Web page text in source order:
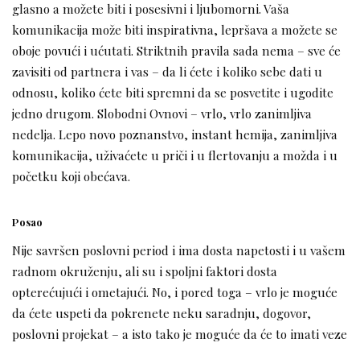
glasno a možete biti i posesivni i ljubomorni. Vaša
komunikacija može biti inspirativna, lepršava a možete se
oboje povući i ućutati. Striktnih pravila sada nema – sve će
zavisiti od partnera i vas – da li ćete i koliko sebe dati u
odnosu, koliko ćete biti spremni da se posvetite i ugodite
jedno drugom. Slobodni Ovnovi – vrlo, vrlo zanimljiva
nedelja. Lepo novo poznanstvo, instant hemija, zanimljiva
komunikacija, uživaćete u priči i u flertovanju a možda i u
početku koji obećava.
Posao
Nije savršen poslovni period i ima dosta napetosti i u vašem
radnom okruženju, ali su i spoljni faktori dosta
opterećujući i ometajući. No, i pored toga – vrlo je moguće
da ćete uspeti da pokrenete neku saradnju, dogovor,
poslovni projekat – a isto tako je moguće da će to imati veze